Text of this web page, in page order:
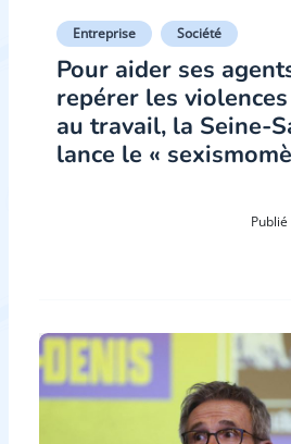
Entreprise Société
Pour aider ses
repérer les
au travail, la Seine-
lance le «